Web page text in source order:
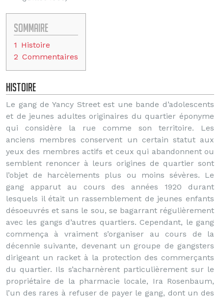
Sommaire
1 Histoire
2 Commentaires
Histoire
Le gang de Yancy Street est une bande d’adolescents
et de jeunes adultes originaires du quartier éponyme
qui considère la rue comme son territoire. Les
anciens membres conservent un certain statut aux
yeux des membres actifs et ceux qui abandonnent ou
semblent renoncer à leurs origines de quartier sont
l’objet de harcèlements plus ou moins sévères. Le
gang apparut au cours des années 1920 durant
lesquels il était un rassemblement de jeunes enfants
désoeuvrés et sans le sou, se bagarrant régulièrement
avec les gangs d’autres quartiers. Cependant, le gang
commença à vraiment s’organiser au cours de la
décennie suivante, devenant un groupe de gangsters
dirigeant un racket à la protection des commerçants
du quartier. Ils s’acharnèrent particulièrement sur le
propriétaire de la pharmacie locale, Ira Rosenbaum,
l’un des rares à refuser de payer le gang, dont un des